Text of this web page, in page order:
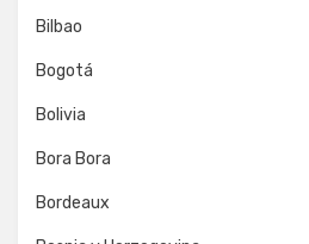
Bilbao
Bogotá
Bolivia
Bora Bora
Bordeaux